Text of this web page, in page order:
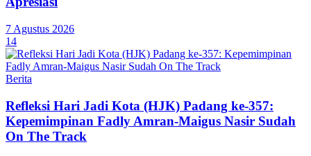
7 Agustus 2026
14
Berita
Refleksi Hari Jadi Kota (HJK) Padang ke-357:
Kepemimpinan Fadly Amran-Maigus Nasir Sudah
On The Track